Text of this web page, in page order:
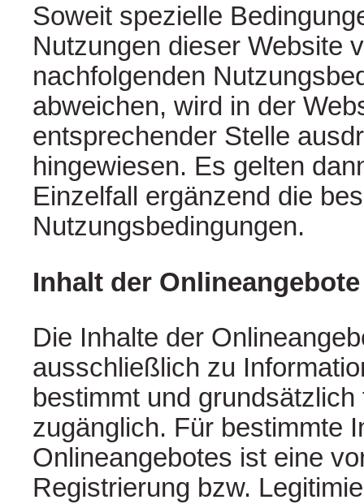
Soweit spezielle
Nutzungen dieser Website
nachfolgenden
abweichen, wird in der
entsprechender Stelle
hingewiesen. Es gelten
Einzelfall ergänzend die
Nutzungsbedingungen.
Inhalt der Onlineangebote
Die Inhalte der
ausschließlich zu
bestimmt und
zugänglich. Für bestimmte
Onlineangebotes ist eine
Registrierung bzw.